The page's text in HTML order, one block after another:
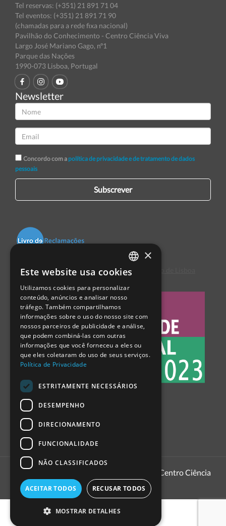
Tel reservas: (+351) 21 891 71 04
Tel eventos: (+351) 21 891 71 90
(chamadas para a rede fixa nacional)
Pavilhão do Conhecimento - Centro Ciência Viva
Largo José Mariano Gago, nº1
Parque das Nações
1990-073 Lisboa, Portugal
Newsletter
Concordo com a política de privacidade e de tratamento de dados
pessoais
Subscrever
Centro de Arbitragem de Conflitos de Consumo de Lisboa
1999 - 2026
Pavilhão do Conhecimento | Centro Ciência
PORTUGUESE
ENGLISH
SPANISH
×
Este website usa cookies
Utilizamos cookies para personalizar
conteúdo, anúncios e analisar nosso
tráfego. Também compartilhamos
informações sobre o uso do nosso site com
nossos parceiros de publicidade e análise,
que podem combiná-las com outras
informações que você forneceu a eles ou
que eles coletaram do uso de seus serviços.
Política de Privacidade
ESTRITAMENTE NECESSÁRIOS
DESEMPENHO
DIRECIONAMENTO
FUNCIONALIDADE
NÃO CLASSIFICADOS
ACEITAR TODOS RECUSAR TODOS
MOSTRAR DETALHES